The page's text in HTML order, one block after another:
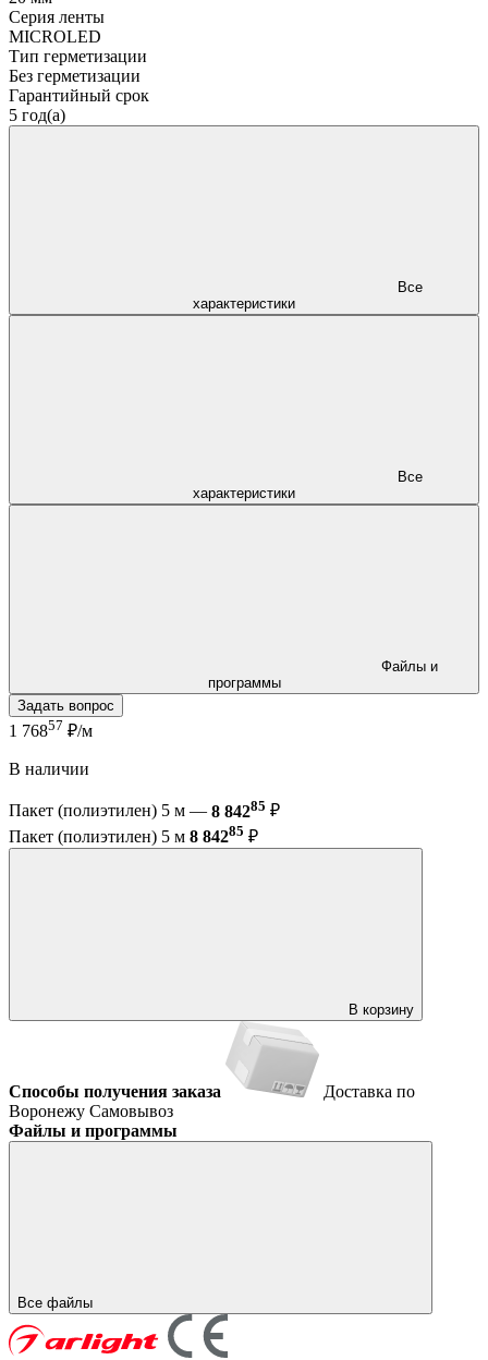
Серия ленты
MICROLED
Тип герметизации
Без герметизации
Гарантийный срок
5 год(а)
характеристики
характеристики
программы
Задать вопрос
1 76857 ₽/м
В наличии
Пакет (полиэтилен) 5 м — 8 84285 ₽
Пакет (полиэтилен) 5 м 8 84285 ₽
В корзину
Способы получения заказа
Доставка по
Воронежу Самовывоз
Файлы и программы
Все файлы